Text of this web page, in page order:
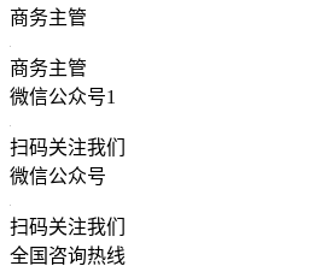
商务主管
商务主管
微信公众号1
扫码关注我们
微信公众号
扫码关注我们
全国咨询热线